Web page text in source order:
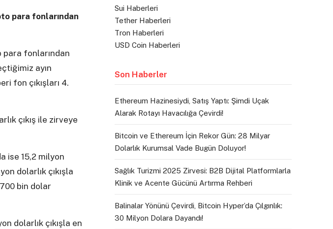
para fonlarından
para fonlarından
ayın
fon çıkışları 4.
çıkış ile zirveye
ise 15,2 milyon
dolarlık çıkışla
bin dolar
dolarlık çıkışla en
Sui Haberleri
Tether Haberleri
Tron Haberleri
USD Coin Haberleri
Son Haberler
Ethereum Hazinesiydi, Satış Yaptı: Şimdi Uçak
Alarak Rotayı Havacılığa Çevirdi!
Bitcoin ve Ethereum İçin Rekor Gün: 28 Milyar
Dolarlık Kurumsal Vade Bugün Doluyor!
Sağlık Turizmi 2025 Zirvesi: B2B Dijital Platformlarla
Klinik ve Acente Gücünü Artırma Rehberi
Balinalar Yönünü Çevirdi, Bitcoin Hyper’da Çılgınlık:
30 Milyon Dolara Dayandı!